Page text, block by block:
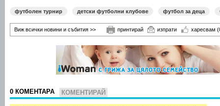
футболен турнир детски футболни клубове футбол за деца
Виж всички новини и събития >> принтирай изпрати харесвам
0 КОМЕНТАРА КОМЕНТИРАЙ